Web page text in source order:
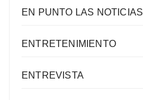
EN PUNTO LAS NOTICIAS
ENTRETENIMIENTO
ENTREVISTA